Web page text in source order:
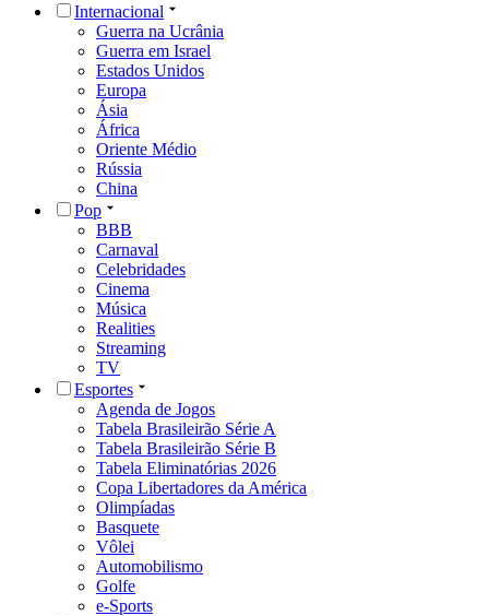
Internacional
Guerra na Ucrânia
Guerra em Israel
Estados Unidos
Europa
Ásia
África
Oriente Médio
Rússia
China
Pop
BBB
Carnaval
Celebridades
Cinema
Música
Realities
Streaming
TV
Esportes
Agenda de Jogos
Tabela Brasileirão Série A
Tabela Brasileirão Série B
Tabela Eliminatórias 2026
Copa Libertadores da América
Olimpíadas
Basquete
Vôlei
Automobilismo
Golfe
e-Sports